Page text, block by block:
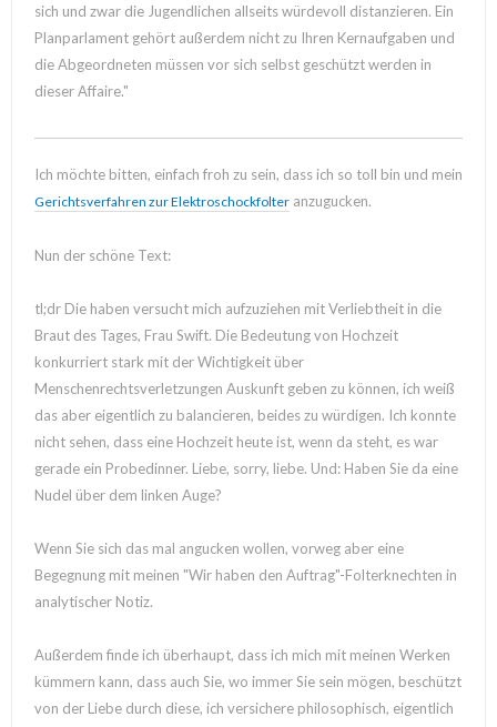
sich und zwar die Jugendlichen allseits würdevoll distanzieren. Ein
Planparlament gehört außerdem nicht zu Ihren Kernaufgaben und
die Abgeordneten müssen vor sich selbst geschützt werden in
dieser Affaire."
Ich möchte bitten, einfach froh zu sein, dass ich so toll bin und mein
Gerichtsverfahren zur Elektroschockfolter anzugucken.
Nun der schöne Text:
tl;dr Die haben versucht mich aufzuziehen mit Verliebtheit in die
Braut des Tages, Frau Swift. Die Bedeutung von Hochzeit
konkurriert stark mit der Wichtigkeit über
Menschenrechtsverletzungen Auskunft geben zu können, ich weiß
das aber eigentlich zu balancieren, beides zu würdigen. Ich konnte
nicht sehen, dass eine Hochzeit heute ist, wenn da steht, es war
gerade ein Probedinner. Liebe, sorry, liebe. Und: Haben Sie da eine
Nudel über dem linken Auge?
Wenn Sie sich das mal angucken wollen, vorweg aber eine
Begegnung mit meinen "Wir haben den Auftrag"-Folterknechten in
analytischer Notiz.
Außerdem finde ich überhaupt, dass ich mich mit meinen Werken
kümmern kann, dass auch Sie, wo immer Sie sein mögen, beschützt
von der Liebe durch diese, ich versichere philosophisch, eigentlich